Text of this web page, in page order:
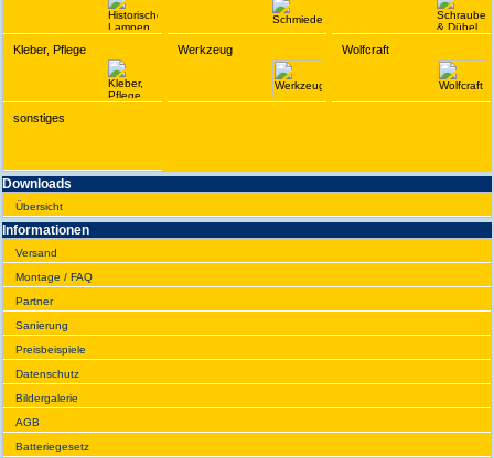
Kleber, Pflege Werkzeug Wolfcraft
sonstiges
Downloads
Übersicht
Infor­ma­tionen
Versand
Montage / FAQ
Partner
Sanie­rung
Preis­beispiele
Daten­schutz
Bilder­galerie
AGB
Batte­rie­gesetz